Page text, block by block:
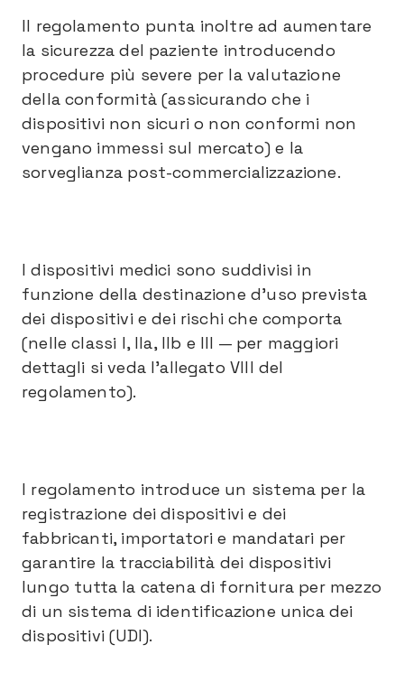
Il regolamento punta inoltre ad aumentare
la sicurezza del paziente introducendo
procedure più severe per la valutazione
della conformità (assicurando che i
dispositivi non sicuri o non conformi non
vengano immessi sul mercato) e la
sorveglianza post-commercializzazione.
I dispositivi medici sono suddivisi in
funzione della destinazione d’uso prevista
dei dispositivi e dei rischi che comporta
(nelle classi I, IIa, IIb e III — per maggiori
dettagli si veda l’allegato VIII del
regolamento).
l regolamento introduce un sistema per la
registrazione dei dispositivi e dei
fabbricanti, importatori e mandatari per
garantire la tracciabilità dei dispositivi
lungo tutta la catena di fornitura per mezzo
di un sistema di identificazione unica dei
dispositivi (UDI).